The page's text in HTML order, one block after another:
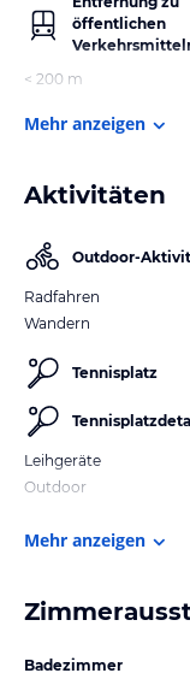
öffentlichen
< 200 m
Mehr anzeigen
Aktivitäten
Outdoor-
Radfahren
Wandern
Tennisplatz
Leihgeräte
Outdoor
Mehr anzeigen
Badezimmer